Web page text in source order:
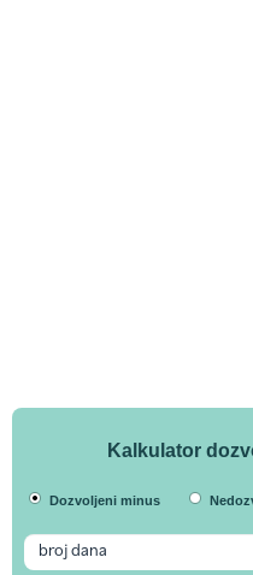
Kalkulator
Dozvoljeni minus